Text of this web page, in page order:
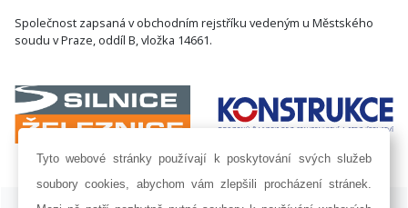
Společnost zapsaná v obchodním rejstříku vedeným u Městského
soudu v Praze, oddíl B, vložka 14661.
ISSN 1802-8535 © 2009 - 2026 AF POWER agency a.s. | Nastavení
Tyto webové stránky používají k poskytování svých služeb
soubory cookies, abychom vám zlepšili procházení stránek.